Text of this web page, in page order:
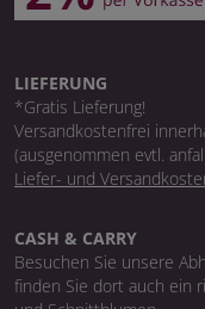
LIEFERUNG
*Gratis Lieferung!
Versandkostenfrei
(ausgenommen evtl.
Liefer- und
CASH & CARRY
Besuchen Sie unsere
finden Sie dort auch ein